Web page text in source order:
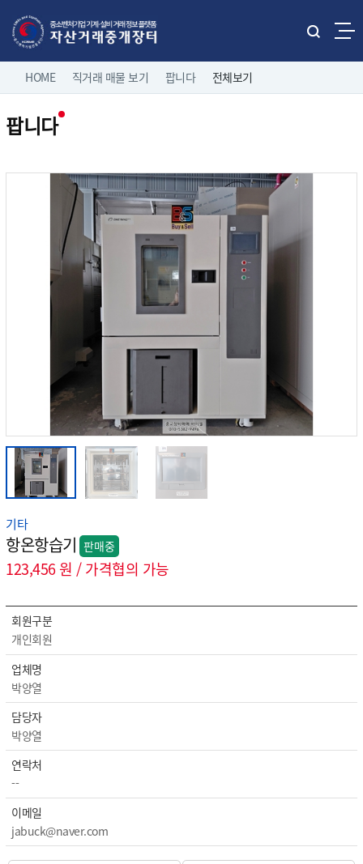
통
비
게
션
HOME 직거래 매물 보기 팝니다 전체보기
팝니다
기타
항온항습기 판매중
123,456 원 / 가격협의 가능
회원구분
개인회원
업체명
박양열
담당자
박양열
연락처
--
이메일
jabuck@naver.com
홈으로 로그인
직거래 매물보기
중소기업 유휴설비 매물
제조/유통업체 매물
삽니다
유관기관 매물보기
나의 거래정보
고객마당